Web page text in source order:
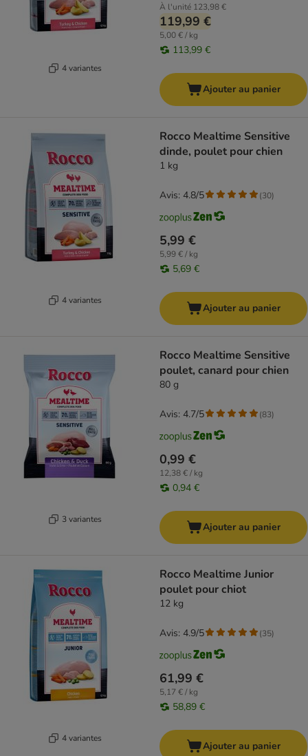
4 variantes
À l'unité 123,98 €
119,99 €
5,00 € / kg
113,99 €
Ajouter au panier
4 variantes
Rocco Mealtime Sensitive
dinde, poulet pour chien
1 kg
5,99 €
5,99 € / kg
5,69 €
Avis: 4.8/5 (30)
Ajouter au panier
3 variantes
Rocco Mealtime Sensitive
poulet, canard pour chien
80 g
0,99 €
12,38 € / kg
0,94 €
Avis: 4.7/5 (83)
Ajouter au panier
4 variantes
Rocco Mealtime Junior
poulet pour chiot
12 kg
61,99 €
5,17 € / kg
58,89 €
Avis: 4.9/5 (35)
Ajouter au panier